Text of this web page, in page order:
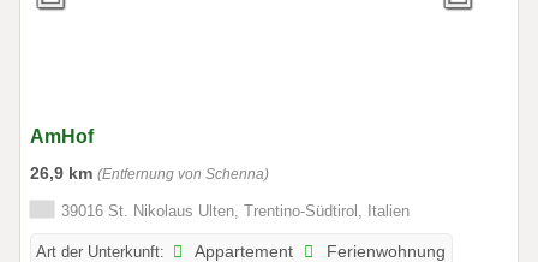
AmHof
26,9 km (Entfernung von Schenna)
39016 St. Nikolaus Ulten, Trentino-Südtirol, Italien
Art der Unterkunft: Appartement Ferienwohnung